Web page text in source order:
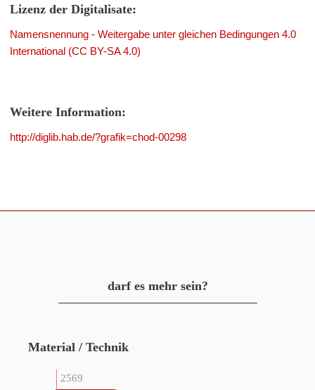
Lizenz der Digitalisate:
Namensnennung - Weitergabe unter gleichen Bedingungen 4.0
International (CC BY-SA 4.0)
Weitere Information:
http://diglib.hab.de/?grafik=chod-00298
darf es mehr sein?
Material / Technik
2569